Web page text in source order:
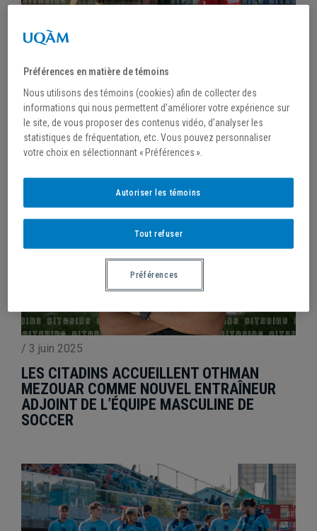
/10 juillet 2025
DE NOUVELLES RECRUES CONFIRMÉES EN
SOCCER MASCULIN
/ 3 juin 2025
LES CITADINS ACCUEILLENT OTHMAN
MEZOUAR COMME NOUVEL ENTRAÎNEUR
ADJOINT DE L’ÉQUIPE MASCULINE DE
SOCCER
Préférences en matière de témoins
Nous utilisons des témoins (cookies) afin de collecter des
informations qui nous permettent d’améliorer votre expérience sur
le site, de vous proposer des contenus vidéo, d’analyser les
statistiques de fréquentation, etc. Vous pouvez personnaliser
votre choix en sélectionnant « Préférences ».
Tout refuser
Autoriser les témoins
Préférences